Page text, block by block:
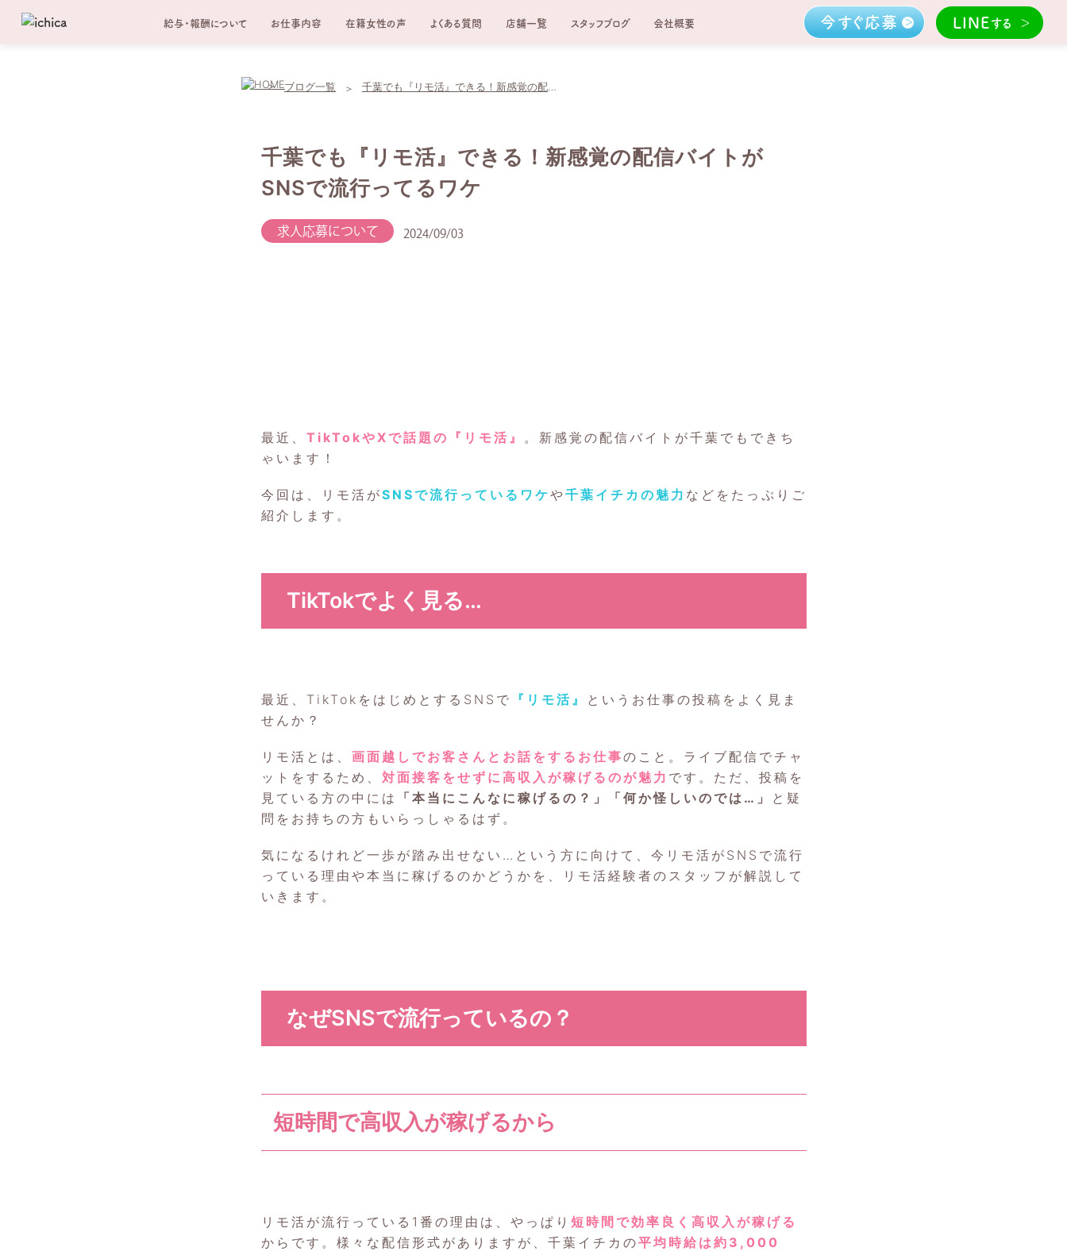
給与・報酬について お仕事内容 在籍女性の声 よくある質問 店舗一覧 スタッフブログ 会社概要 今すぐ応募 LINEする
ブログ一覧
千葉でも『リモ活』できる！新感覚の配信バイトが
SNSで流行ってるワケ
求人応募について 2024/09/03
最近、 TikTokやXで話題の『リモ活』 。新感覚の配信バイトが千葉でもできち
ゃいます！
今回は、リモ活がSNSで流行っているワケや千葉イチカの魅力 などをたっぷりご
紹介します。
TikTokでよく見る…
最近、TikTokをはじめとするSNSで 『リモ活』
というお仕事の投稿をよく見ま
せんか？
リモ活とは、 画面越しでお客さんとお話をするお仕事のこと。ライブ配信でチャ
ットをするため、 対面接客をせずに高収入が稼げるのが魅力 です。ただ、投稿を
見ている方の中には
「本当にこんなに稼げるの？」「何か怪しいのでは…」
と疑
問をお持ちの方もいらっしゃるはず。
気になるけれど一歩が踏み出せない…という方に向けて、今リモ活がSNSで流行
っている理由や本当に稼げるのかどうかを、リモ活経験者のスタッフが解説して
いきます。
なぜSNSで流行っているの？
短時間で高収入が稼げるから
リモ活が流行っている1番の理由は、やっぱり 短時間で効率良く高収入が稼げる
からです。様々な配信形式がありますが、千葉イチカの平均時給は約3,000